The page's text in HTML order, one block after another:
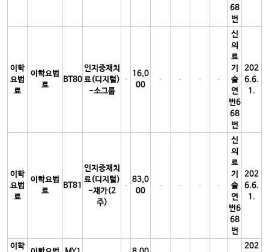
68
번
이학
요법
료
이학요법
료
BT80
인지중재치
료(디지털)
-소그룹
16,0
00
신
의
료
기
술
연
번6
68
번
202
6.6.
1.
이학
요법
료
이학요법
료
BT81
인지중재치
료(디지털)
-재가(2
주)
83,0
00
신
의
료
기
술
연
번6
68
번
202
6.6.
1.
이학 202